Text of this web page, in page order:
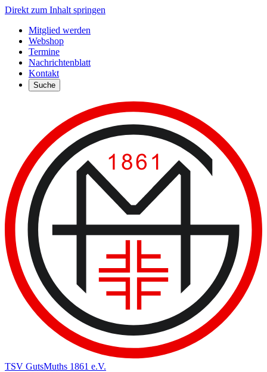
Direkt zum Inhalt springen
Mitglied werden
Webshop
Termine
Nachrichtenblatt
Kontakt
Suche
TSV GutsMuths 1861 e.V.